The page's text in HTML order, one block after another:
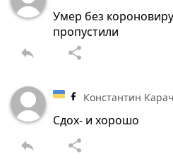
Умер без
пропустили
reply share
Константин
Сдох- и хорошо
reply share